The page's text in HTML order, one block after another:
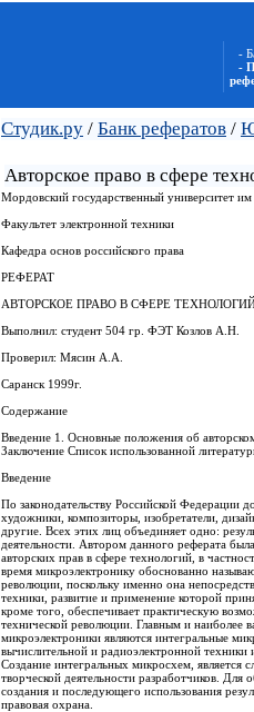
-
-
Студик.ру / Банк рефератов /
Авторское право в сфере
Мордовский государственный университет
Факультет электронной техники
Кафедра основ российского права
РЕФЕРАТ
АВТОРСКОЕ ПРАВО В СФЕРЕ
Выполнил: студент 504 гр. ФЭТ Козлов А.Н.
Проверил: Мясин А.А.
Саранск 1999г.
Содержание
Введение 1. Основные положения об
Заключение Список использованной
Введение
По законодательству Российской Федерации
художники, композиторы, изобретатели,
другие. Всех этих лиц объединяет одно:
деятельности. Автором данного реферата
авторских прав в сфере технологий, в
время микроэлектронику обоснованно
революции, поскольку именно она
техники, развитие и применение которой
кроме того, обеспечивает практическую
технической революции. Главным и наиболее
микроэлектроники являются интегральные
вычислительной и радиоэлектронной
Создание интегральных микросхем, является
творческой деятельности разработчиков.
создания и последующего использования
правовая охрана.